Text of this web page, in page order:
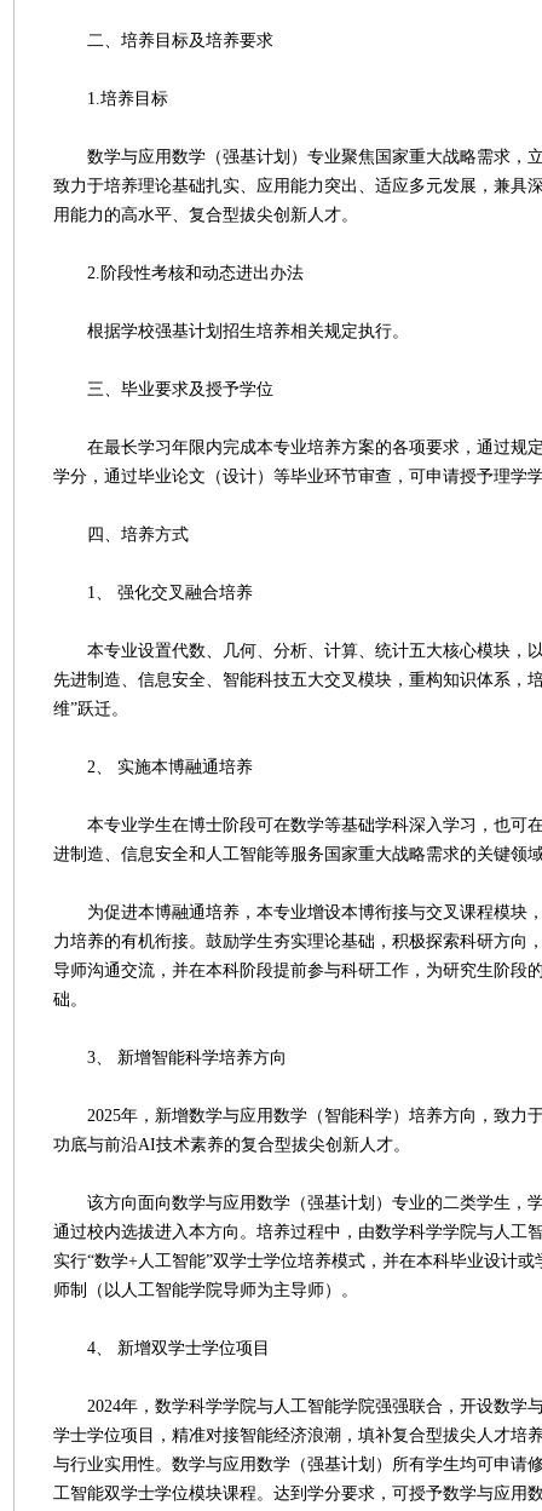
二、培养目标及培养要求
1.培养目标
数学与应用数学（强基计划）专业聚焦国家重大战略需求，
致力于培养理论基础扎实、应用能力突出、适应多元发展，兼具
用能力的高水平、复合型拔尖创新人才。
2.阶段性考核和动态进出办法
根据学校强基计划招生培养相关规定执行。
三、毕业要求及授予学位
在最长学习年限内完成本专业培养方案的各项要求，通过规
学分，通过毕业论文（设计）等毕业环节审查，可申请授予理学
四、培养方式
1、 强化交叉融合培养
本专业设置代数、几何、分析、计算、统计五大核心模块，
先进制造、信息安全、智能科技五大交叉模块，重构知识体系，
维”跃迁。
2、 实施本博融通培养
本专业学生在博士阶段可在数学等基础学科深入学习，也可
进制造、信息安全和人工智能等服务国家重大战略需求的关键领
为促进本博融通培养，本专业增设本博衔接与交叉课程模块
力培养的有机衔接。鼓励学生夯实理论基础，积极探索科研方向
导师沟通交流，并在本科阶段提前参与科研工作，为研究生阶段
础。
3、 新增智能科学培养方向
2025年，新增数学与应用数学（智能科学）培养方向，致力
功底与前沿AI技术素养的复合型拔尖创新人才。
该方向面向数学与应用数学（强基计划）专业的二类学生，
通过校内选拔进入本方向。培养过程中，由数学科学学院与人工
实行“数学+人工智能”双学士学位培养模式，并在本科毕业设计
师制（以人工智能学院导师为主导师）。
4、 新增双学士学位项目
2024年，数学科学学院与人工智能学院强强联合，开设数学
学士学位项目，精准对接智能经济浪潮，填补复合型拔尖人才培
与行业实用性。数学与应用数学（强基计划）所有学生均可申请
工智能双学士学位模块课程。达到学分要求，可授予数学与应用